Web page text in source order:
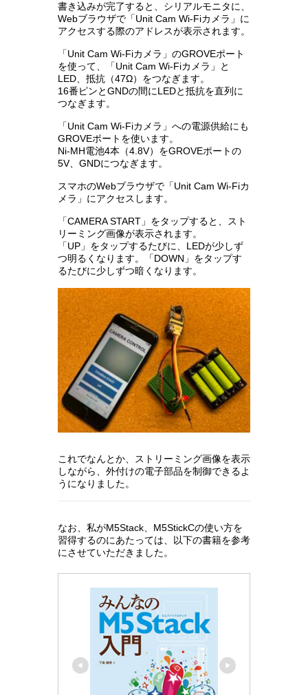
書き込みが完了すると、シリアルモニタに、
Webブラウザで「Unit Cam Wi-Fiカメラ」に
アクセスする際のアドレスが表示されます。
「Unit Cam Wi-Fiカメラ」のGROVEポート
を使って、「Unit Cam Wi-Fiカメラ」と
LED、抵抗（47Ω）をつなぎます。
16番ピンとGNDの間にLEDと抵抗を直列に
つなぎます。
「Unit Cam Wi-Fiカメラ」への電源供給にも
GROVEポートを使います。
Ni-MH電池4本（4.8V）をGROVEポートの
5V、GNDにつなぎます。
スマホのWebブラウザで「Unit Cam Wi-Fiカ
メラ」にアクセスします。
「CAMERA START」をタップすると、スト
リーミング画像が表示されます。
「UP」をタップするたびに、LEDが少しず
つ明るくなります。「DOWN」をタップす
るたびに少しずつ暗くなります。
これでなんとか、ストリーミング画像を表示
しながら、外付けの電子部品を制御できるよ
うになりました。
なお、私がM5Stack、M5StickCの使い方を
習得するのにあたっては、以下の書籍を参考
にさせていただきました。